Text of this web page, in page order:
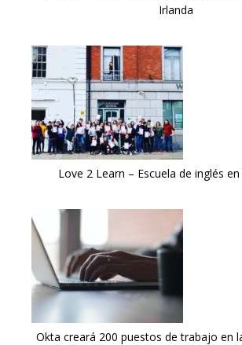
Irlanda
Love 2 Learn – Escuela de inglés
Okta creará 200 puestos de trabajo en